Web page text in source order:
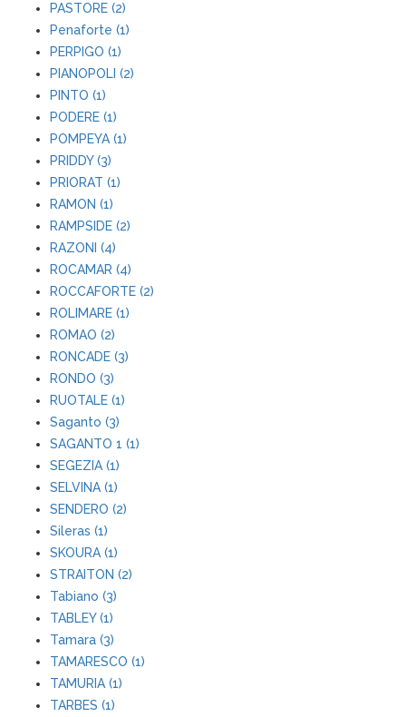
PASTORE (2)
Penaforte (1)
PERPIGO (1)
PIANOPOLI (2)
PINTO (1)
PODERE (1)
POMPEYA (1)
PRIDDY (3)
PRIORAT (1)
RAMON (1)
RAMPSIDE (2)
RAZONI (4)
ROCAMAR (4)
ROCCAFORTE (2)
ROLIMARE (1)
ROMAO (2)
RONCADE (3)
RONDO (3)
RUOTALE (1)
Saganto (3)
SAGANTO 1 (1)
SEGEZIA (1)
SELVINA (1)
SENDERO (2)
Sileras (1)
SKOURA (1)
STRAITON (2)
Tabiano (3)
TABLEY (1)
Tamara (3)
TAMARESCO (1)
TAMURIA (1)
TARBES (1)